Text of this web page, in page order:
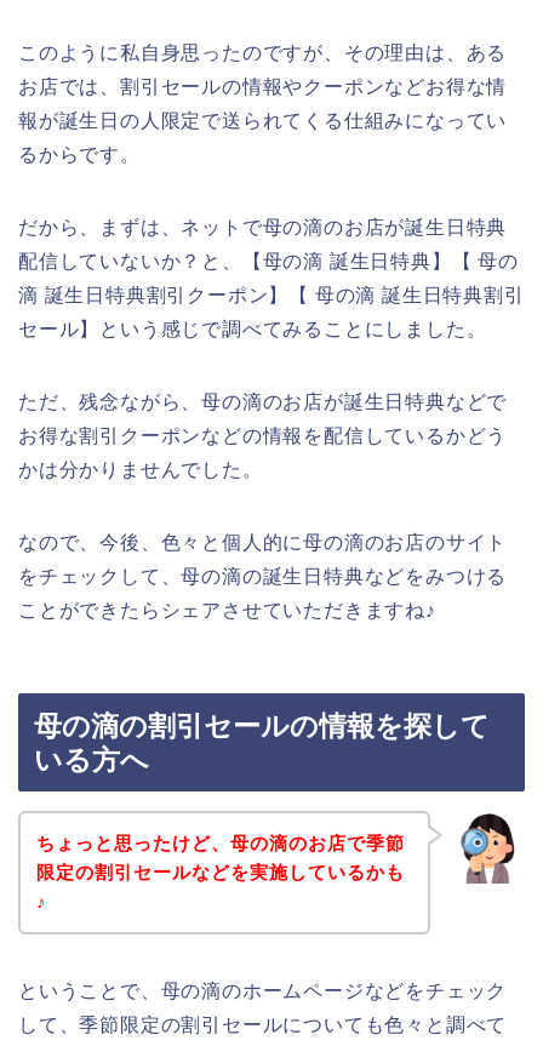
このように私自身思ったのですが、その理由は、ある
お店では、割引セールの情報やクーポンなどお得な情
報が誕生日の人限定で送られてくる仕組みになってい
るからです。
だから、まずは、ネットで母の滴のお店が誕生日特典
配信していないか？と、【母の滴 誕生日特典】【 母の
滴 誕生日特典割引クーポン】【 母の滴 誕生日特典割引
セール】という感じで調べてみることにしました。
ただ、残念ながら、母の滴のお店が誕生日特典などで
お得な割引クーポンなどの情報を配信しているかどう
かは分かりませんでした。
なので、今後、色々と個人的に母の滴のお店のサイト
をチェックして、母の滴の誕生日特典などをみつける
ことができたらシェアさせていただきますね♪
母の滴の割引セールの情報を探して
いる方へ
ちょっと思ったけど、母の滴のお店で季節
限定の割引セールなどを実施しているかも
♪
ということで、母の滴のホームページなどをチェック
して、季節限定の割引セールについても色々と調べて